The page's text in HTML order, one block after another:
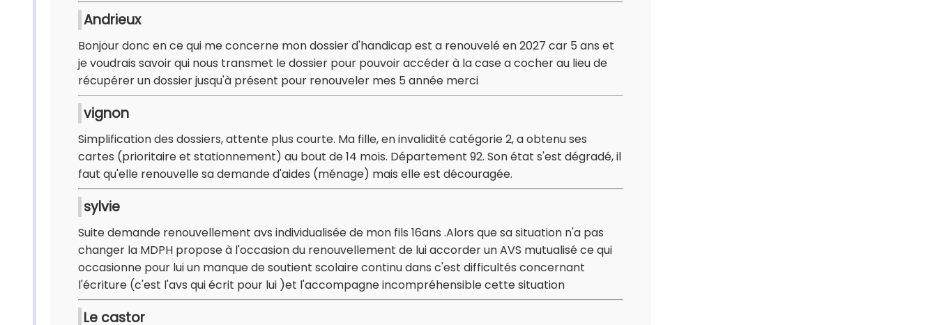
Andrieux
Bonjour donc en ce qui me concerne mon dossier d'handicap est a renouvelé en 2027 car 5 ans et
je voudrais savoir qui nous transmet le dossier pour pouvoir accéder à la case a cocher au lieu de
récupérer un dossier jusqu'à présent pour renouveler mes 5 année merci
vignon
Simplification des dossiers, attente plus courte. Ma fille, en invalidité catégorie 2, a obtenu ses
cartes (prioritaire et stationnement) au bout de 14 mois. Département 92. Son état s'est dégradé, il
faut qu'elle renouvelle sa demande d'aides (ménage) mais elle est découragée.
sylvie
Suite demande renouvellement avs individualisée de mon fils 16ans .Alors que sa situation n'a pas
changer la MDPH propose à l'occasion du renouvellement de lui accorder un AVS mutualisé ce qui
occasionne pour lui un manque de soutient scolaire continu dans c'est difficultés concernant
l'écriture (c'est l'avs qui écrit pour lui )et l'accompagne incompréhensible cette situation
Le castor